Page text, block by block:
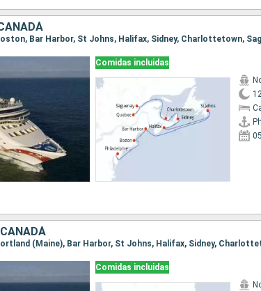
Bar Harbor, St Johns, Halifax, Sidney, Charlottetown,
Comidas incluidas
Comidas incluidas